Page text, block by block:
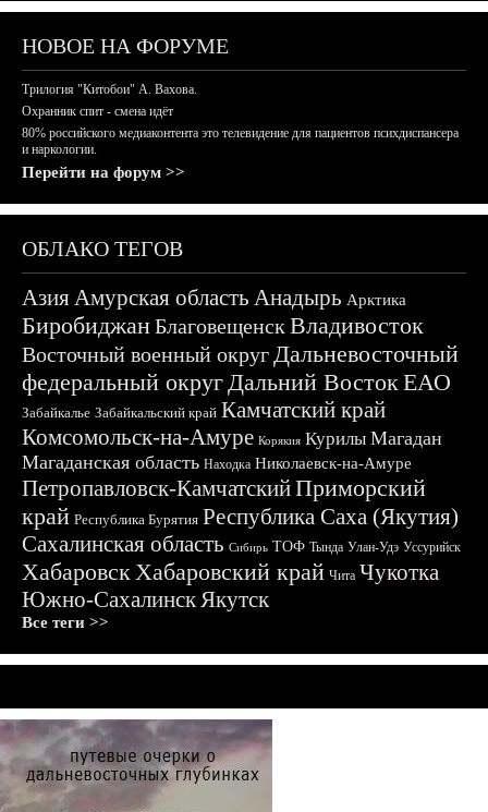
НОВОЕ НА ФОРУМЕ
Трилогия "Китобои" А. Вахова.
Охранник спит - смена идёт
80% российского медиаконтента это телевидение для пациентов психдиспансера
и наркологии.
Перейти на форум >>
ОБЛАКО ТЕГОВ
АзияАмурская область Анадырь Арктика
БиробиджанБлаговещенскВладивосток
Восточный военный округДальневосточный
федеральный округДальний ВостокЕАО
Забайкалье Забайкальский край Камчатский край
Комсомольск-на-Амуре Корякия Курилы Магадан
Магаданская область Находка Николаевск-на-Амуре
Петропавловск-КамчатскийПриморский
край Республика Бурятия Республика Саха (Якутия)
Сахалинская область Сибирь ТОФ Тында Улан-Удэ Уссурийск
ХабаровскХабаровский край Чита Чукотка
Южно-СахалинскЯкутск
Все теги >>